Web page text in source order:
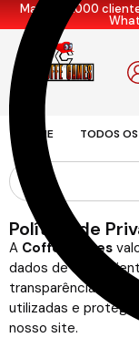
Mais de 7.000
HOME TODOS
Política de
A Coffe Games
dados de seus
transparência sobre
utilizadas e
nosso site.